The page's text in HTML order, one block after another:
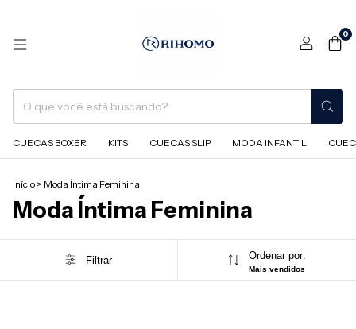
0
CUECAS BOXER KITS CUECAS SLIP MODA INFANTIL
Início > Moda Íntima Feminina
Moda Íntima Feminina
Filtrar Ordenar por:
Mais vendidos